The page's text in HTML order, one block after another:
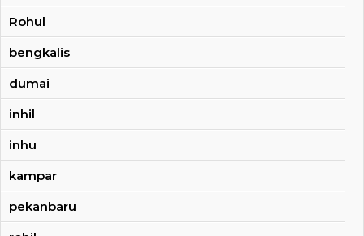
Rohul
bengkalis
dumai
inhil
inhu
kampar
pekanbaru